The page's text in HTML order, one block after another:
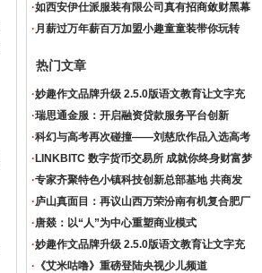
·如西安伊仕派服装有限公司真有招商敛财黑幕
·月薪过万年薪百万加盟小趣童童装带你玩转
热门文章
·妙趣作文品牌升级 2.5.0版语文教育让文字充
·瑞思通金服：开启融资贷款服务平台创新
·科幻与高考再次碰撞——刘慈欣作品入选高考
· LINKBITC 数字货币交易所 成就你终身财富梦
·专家齐聚特色小镇科技创新总部基地 共商发
·庐山真面目：再议山西万荣汾南有机复合肥厂
·唐燚：以“人”为中心重塑商业模式
·妙趣作文品牌升级 2.5.0版语文教育让文字充
· 《艾米咕噜》重磅登陆央视少儿频道